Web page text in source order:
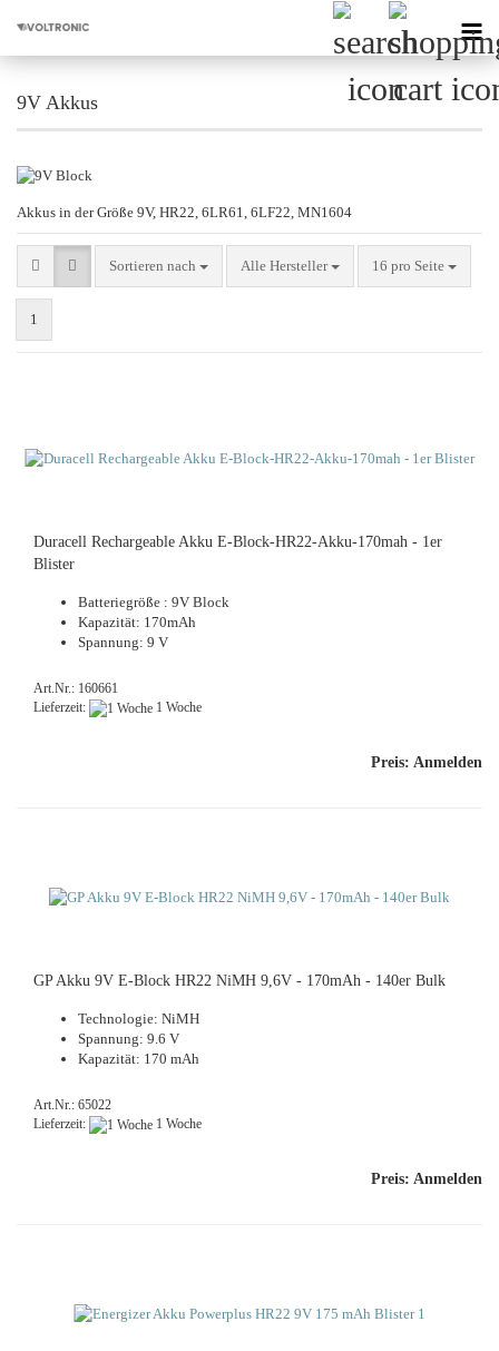
9V Akkus
Akkus in der Größe 9V, HR22, 6LR61, 6LF22, MN1604
Sortieren nach
Sortieren nach Alle Hersteller 16 pro Seite
pro Seite
1
Duracell Rechargeable Akku E-Block-HR22-Akku-170mah - 1er
Blister
Batteriegröße : 9V Block
Kapazität: 170mAh
Spannung: 9 V
Art.Nr.: 160661
Lieferzeit:
1 Woche
Preis: Anmelden
GP Akku 9V E-Block HR22 NiMH 9,6V - 170mAh - 140er Bulk
Technologie: NiMH
Spannung: 9.6 V
Kapazität: 170 mAh
Art.Nr.: 65022
Lieferzeit:
1 Woche
Preis: Anmelden